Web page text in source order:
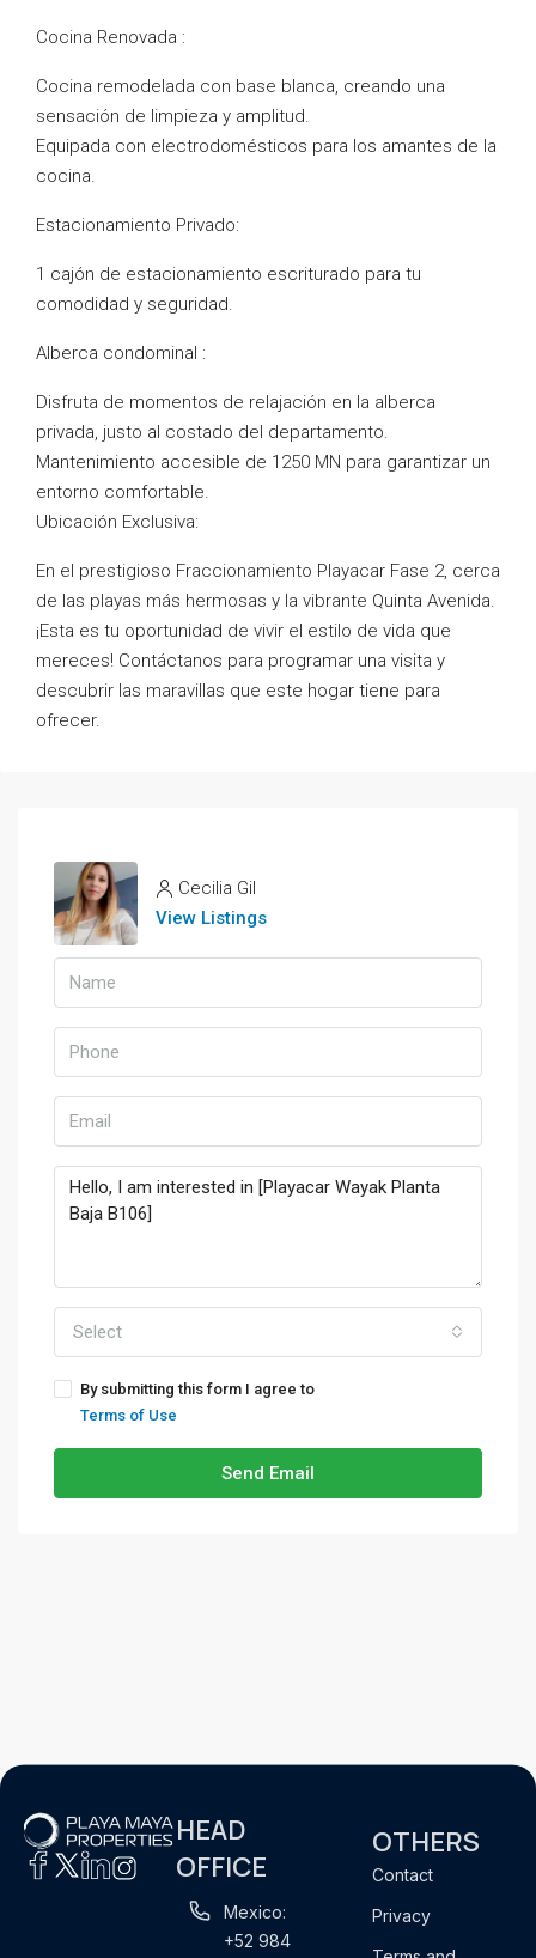
Cocina Renovada :
Cocina remodelada con base blanca, creando una
sensación de limpieza y amplitud.
Equipada con electrodomésticos para los amantes de la
cocina.
Estacionamiento Privado:
1 cajón de estacionamiento escriturado para tu
comodidad y seguridad.
Alberca condominal :
Disfruta de momentos de relajación en la alberca
privada, justo al costado del departamento.
Mantenimiento accesible de 1250 MN para garantizar un
entorno comfortable.
Ubicación Exclusiva:
En el prestigioso Fraccionamiento Playacar Fase 2, cerca
de las playas más hermosas y la vibrante Quinta Avenida.
¡Esta es tu oportunidad de vivir el estilo de vida que
mereces! Contáctanos para programar una visita y
descubrir las maravillas que este hogar tiene para
ofrecer.
Cecilia Gil
View Listings
Select
By submitting this form I agree to
Terms of Use
Send Email
HEAD
OFFICE
Mexico:
+52 984
OTHERS
Contact
Privacy